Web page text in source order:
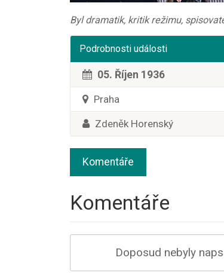
Byl dramatik, kritik režimu,
Podrobnosti události
05. Říjen 1936
Praha
Zdeněk Horenský
Komentáře
Komentáře
Doposud nebyly